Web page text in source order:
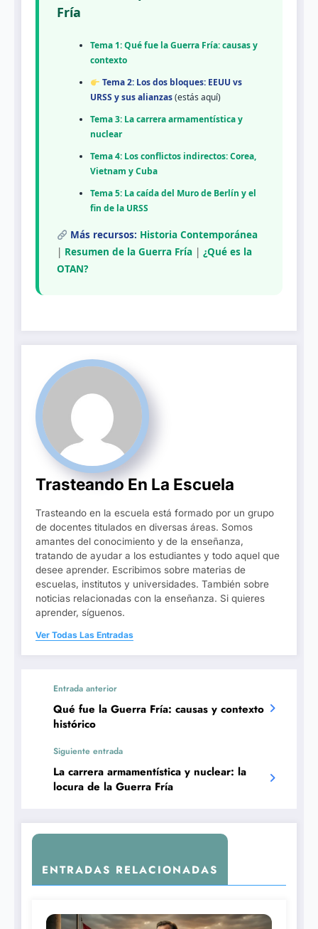
Fría
Tema 1: Qué fue la Guerra Fría: causas y
contexto
Tema 2: Los dos bloques: EEUU vs
URSS y sus alianzas(estás aquí)
Tema 3: La carrera armamentística y
nuclear
Tema 4: Los conflictos indirectos: Corea,
Vietnam y Cuba
Tema 5: La caída del Muro de Berlín y el
fin de la URSS
Más recursos: Historia Contemporánea
Resumen de la Guerra Fría
¿Qué es la
OTAN?
Trasteando En La Escuela
Trasteando en la escuela está formado por un grupo
de docentes titulados en diversas áreas. Somos
amantes del conocimiento y de la enseñanza,
tratando de ayudar a los estudiantes y todo aquel que
desee aprender. Escribimos sobre materias de
escuelas, institutos y universidades. También sobre
noticias relacionadas con la enseñanza. Si quieres
aprender, síguenos.
Ver Todas Las Entradas
Entrada anterior
Qué fue la Guerra Fría: causas y contexto
histórico
Siguiente entrada
La carrera armamentística y nuclear: la
locura de la Guerra Fría
ENTRADAS RELACIONADAS